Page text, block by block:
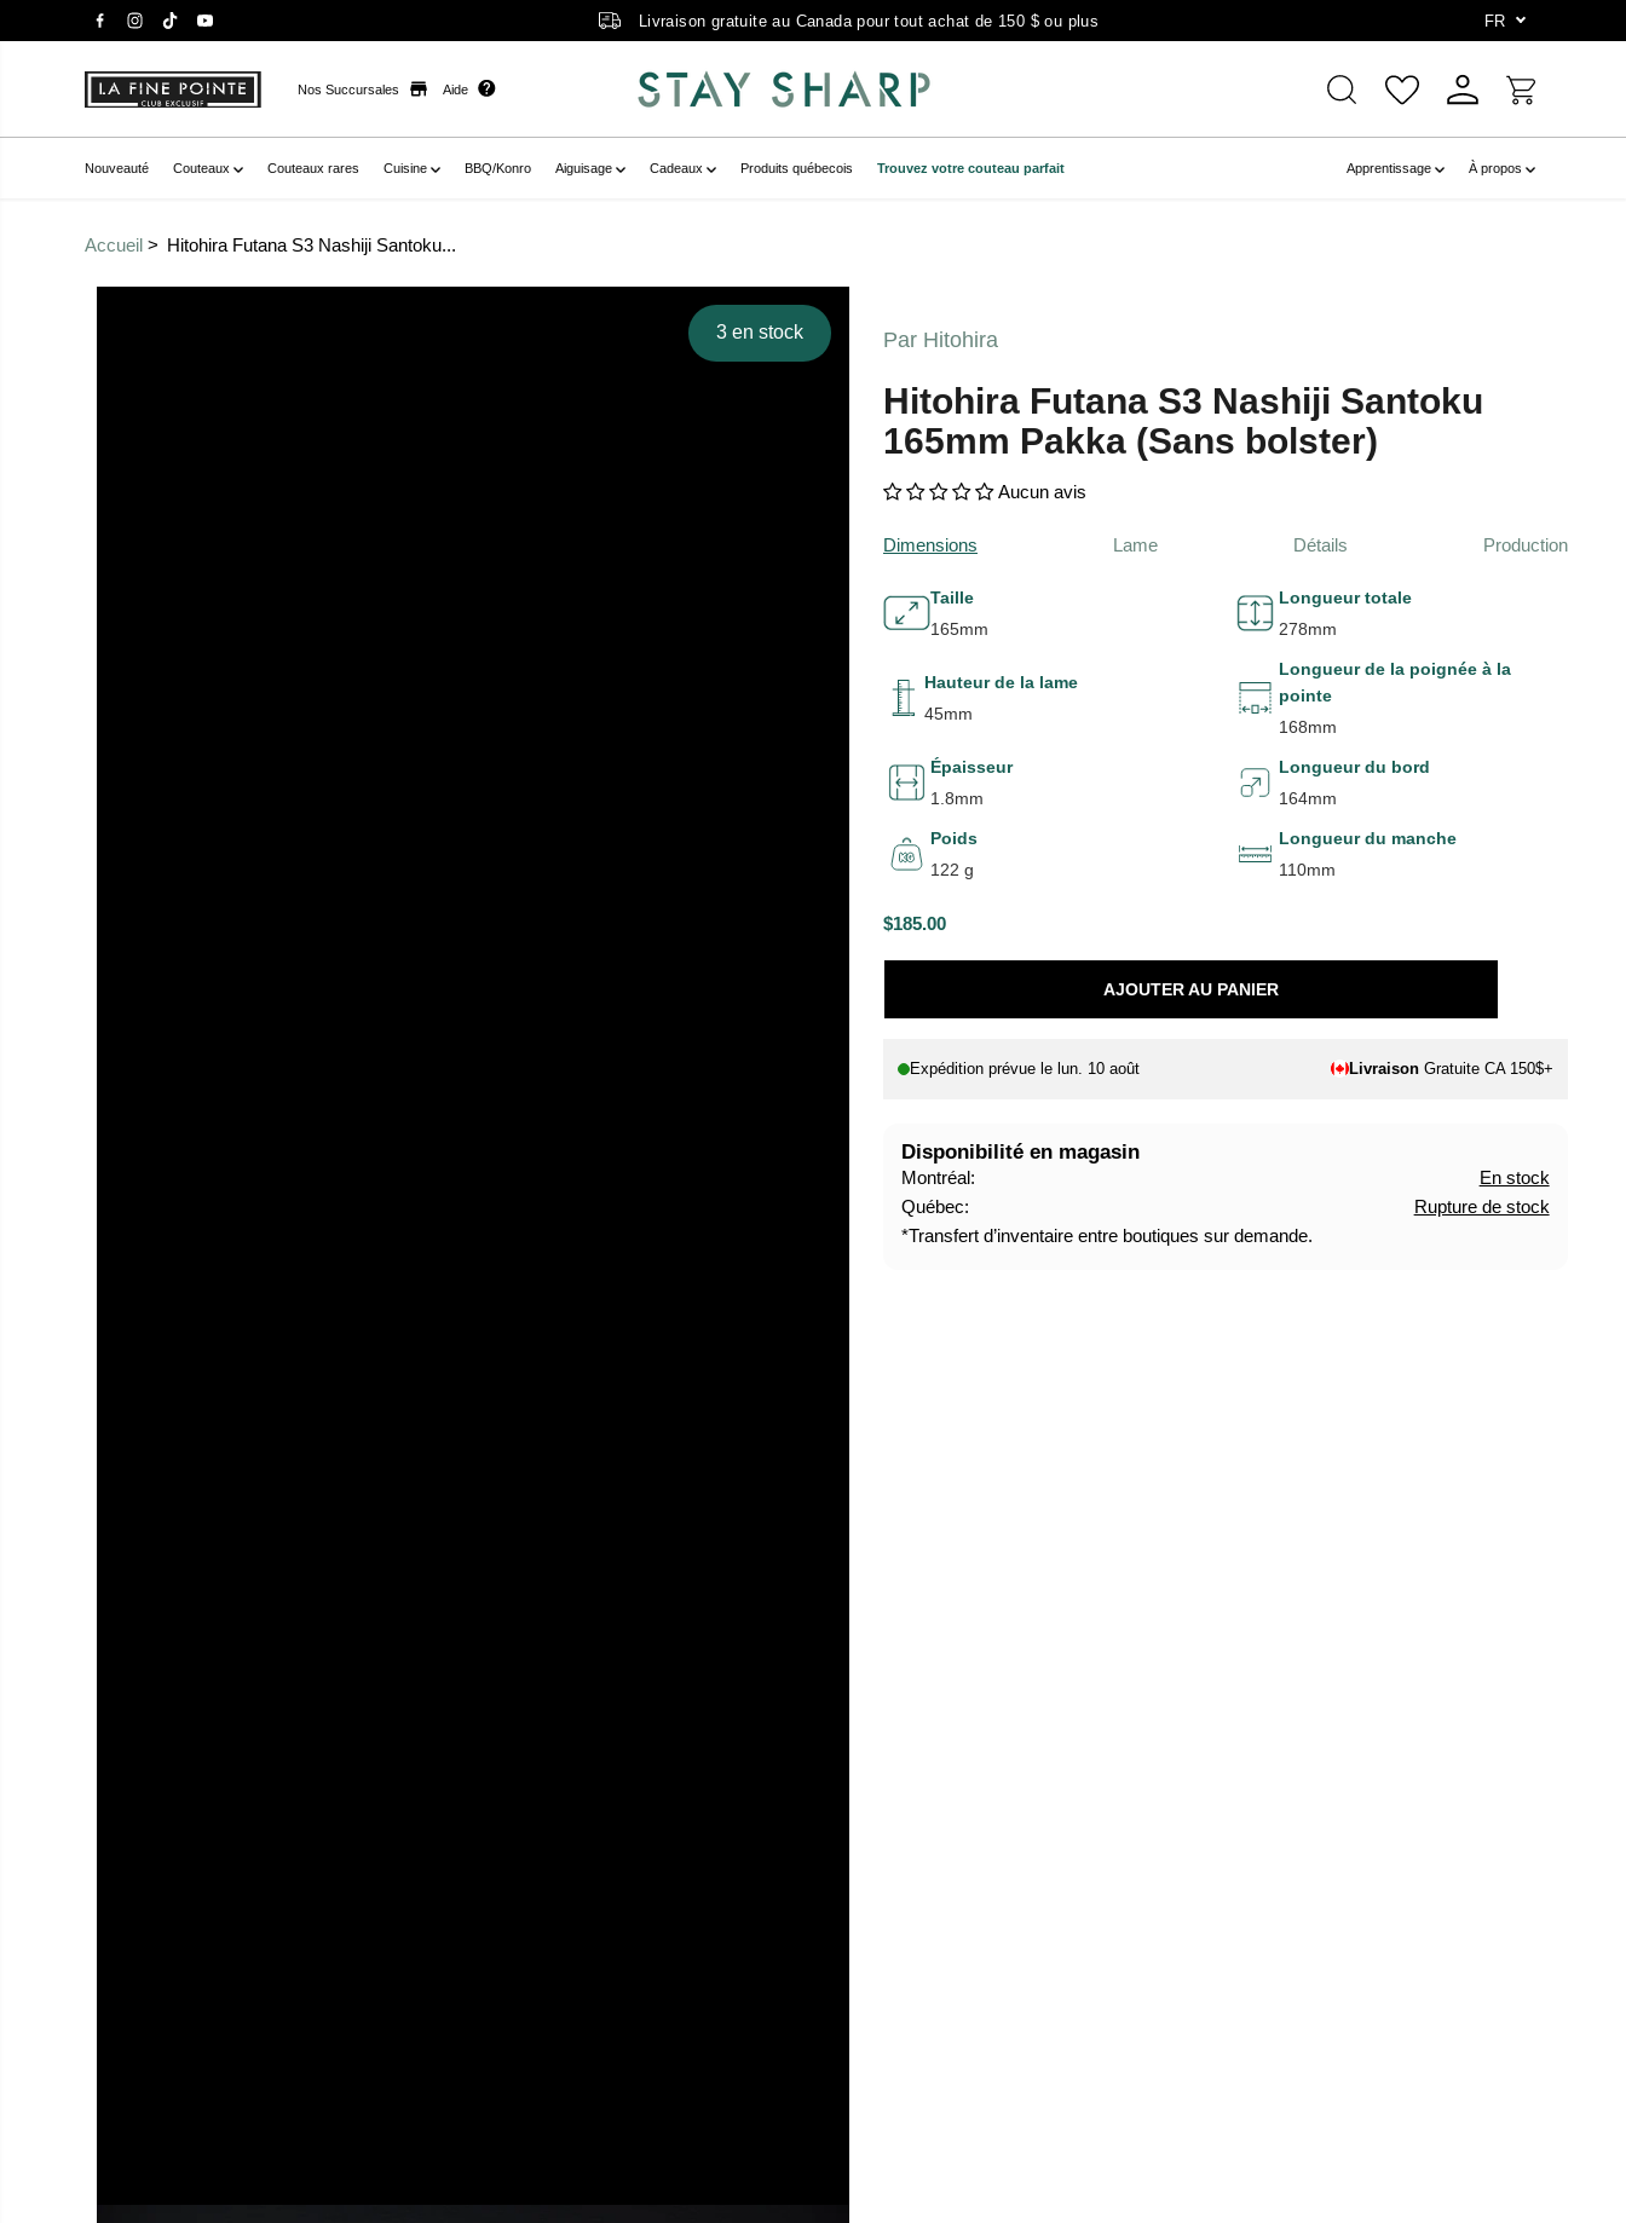
Livraison gratuite au Canada pour tout achat de 150 $ ou plus FR
Nos Succursales Aide
Nouveauté Couteaux Couteaux rares Cuisine BBQ/Konro Aiguisage Cadeaux Produits québecois Trouvez votre couteau parfait Apprentissage À propos
Accueil Hitohira Futana S3 Nashiji Santoku...
3 en stock
href="//staysharpmtl.com/cdn/shop/files/HitohiraS3NashijiSantoku165mmPakka_Sansbolster_
_1.jpg?v=1714849236" data-fancybox="gallerytemplate--20937717285038__main-product"
Par Hitohira
Hitohira Futana S3 Nashiji Santoku
165mm Pakka (Sans bolster)
Aucun avis
Dimensions Lame Détails Production
Taille
165mm
Longueur totale
278mm
Hauteur de la lame
45mm
Longueur de la poignée à la
pointe
168mm
Épaisseur
1.8mm
Longueur du bord
164mm
Poids
122 g
Longueur du manche
110mm
P
R
X
$185.00
AJOUTER AU PANIER
Expédition prévue le lun. 10 août Livraison Gratuite CA 150$+
Disponibilité en magasin
Montréal:
En stock
Québec:
Rupture de stock
*Transfert d’inventaire entre boutiques sur demande.